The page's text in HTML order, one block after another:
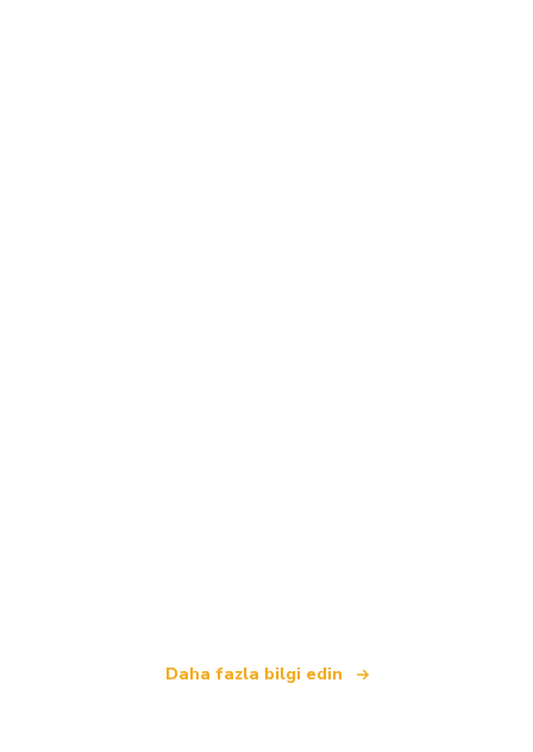
Daha fazla bilgi edin